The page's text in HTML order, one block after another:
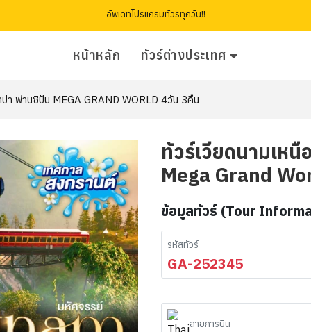
อัพเดทโปรแกรมทัวร์ทุกวัน!!
หน้าหลัก ทัวร์ต่างประเทศ
า ฟานซิปัน MEGA GRAND WORLD 4วัน 3คืน
ทัวร์เวียดนามเห
Mega Grand
ข้อมูลทัวร์ (Tour
รหัสทัวร์
GA-252345
สายการบิน